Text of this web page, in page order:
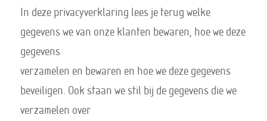
In deze privacyverklaring lees je terug welke
gegevens we van onze klanten bewaren, hoe we deze
gegevens
verzamelen en bewaren en hoe we deze gegevens
beveiligen. Ook staan we stil bij de gegevens die we
verzamelen over